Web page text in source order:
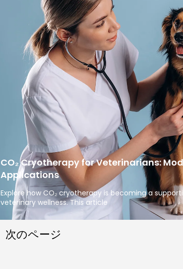
CO₂ Cryotherapy for Veterinarians:
Applications
Explore how CO₂ cryotherapy is becoming a
veterinary wellness. This article
次のページ